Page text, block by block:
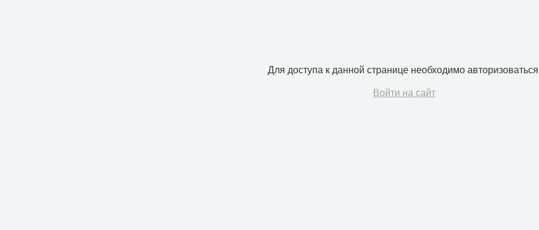
Для доступа к данной странице необходимо
Войти на сайт